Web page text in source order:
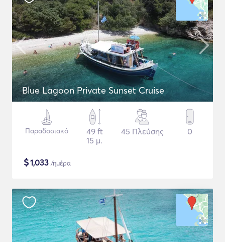
Blue Lagoon Private Sunset Cruise
Παραδοσιακό
49 ft
15 μ.
45 Πλεύσης 0
$1,033 /ημέρα